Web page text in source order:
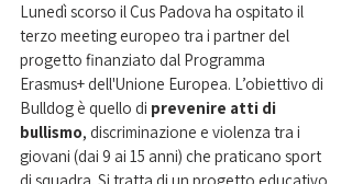
Lunedì scorso il Cus Padova ha ospitato il
terzo meeting europeo tra i partner del
progetto finanziato dal Programma
Erasmus+ dell'Unione Europea. L’obiettivo di
Bulldog è quello di prevenire atti di
bullismo, discriminazione e violenza tra i
giovani (dai 9 ai 15 anni) che praticano sport